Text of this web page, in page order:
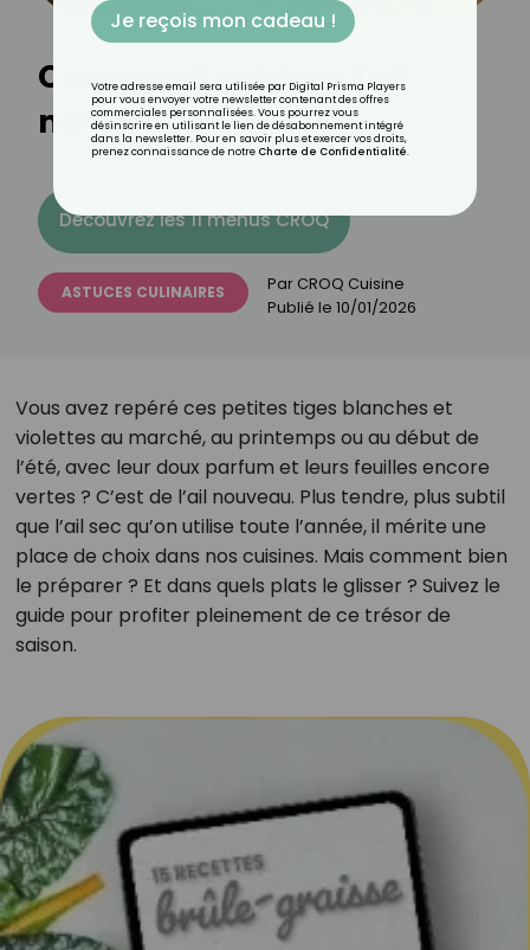
Comment cuisiner l'ail
nouveau ?
Découvrez les 11 menus CROQ
ASTUCES CULINAIRES Par CROQ Cuisine
Publié le 10/01/2026
Vous avez repéré ces petites tiges blanches et
violettes au marché, au printemps ou au début de
l’été, avec leur doux parfum et leurs feuilles encore
vertes ? C’est de l’ail nouveau. Plus tendre, plus subtil
que l’ail sec qu’on utilise toute l’année, il mérite une
place de choix dans nos cuisines. Mais comment bien
le préparer ? Et dans quels plats le glisser ? Suivez le
guide pour profiter pleinement de ce trésor de
saison.
Je reçois mon cadeau !
Votre adresse email sera utilisée par Digital Prisma Players
pour vous envoyer votre newsletter contenant des offres
commerciales personnalisées. Vous pourrez vous
désinscrire en utilisant le lien de désabonnement intégré
dans la newsletter. Pour en savoir plus et exercer vos droits,
prenez connaissance de notre Charte de Confidentialité.